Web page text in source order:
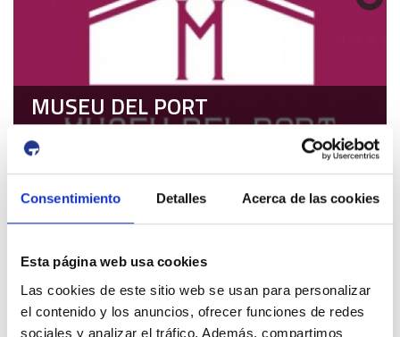
Consentimiento Detalles Acerca de las cookies
Esta página web usa cookies
Las cookies de este sitio web se usan para personalizar
el contenido y los anuncios, ofrecer funciones de redes
sociales y analizar el tráfico. Además, compartimos
MUSEU DEL PORT
Avís de circulació
12 Agost 2026
13 Agost 2026
Tancament accés Km 0| Eclipsi solar
Km 0
Propers esdeveniments Port i Ciutat
4 Juliol 2026